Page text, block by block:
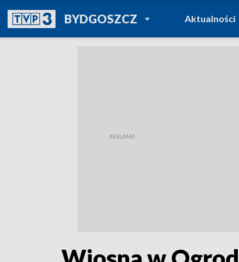
BYDGOSZCZPOWRÓT DO
TVP REGIONY
Aktualności